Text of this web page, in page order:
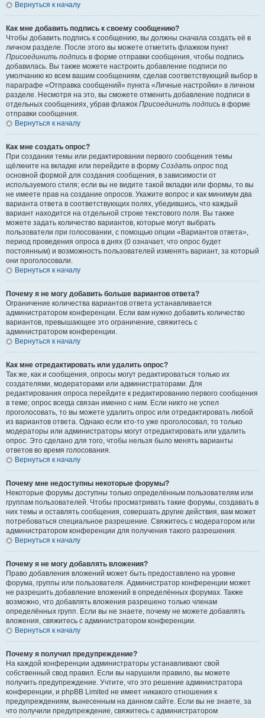
Вернуться к началу
Как мне добавить подпись к своему сообщению?
Чтобы добавить подпись к сообщению, вы должны сначала создать её в
личном разделе. После этого вы можете отметить флажком пункт
Присоединить подпись в форме отправки сообщения, чтобы подпись
добавилась. Вы также можете настроить добавление подписи по
умолчанию ко всем вашим сообщениям, сделав соответствующий выбор в
параграфе «Отправка сообщений» пункта «Личные настройки» в личном
разделе. Несмотря на это, вы сможете отменить добавление подписи в
отдельных сообщениях, убрав флажок Присоединить подпись в форме
отправки сообщения.
Вернуться к началу
Как мне создать опрос?
При создании темы или редактировании первого сообщения темы
щёлкните на вкладке или перейдите в форму Создать опрос под
основной формой для создания сообщения, в зависимости от
используемого стиля; если вы не видите такой вкладки или формы, то вы
не имеете прав на создание опросов. Укажите вопрос и как минимум два
варианта ответа в соответствующих полях, убедившись, что каждый
вариант находится на отдельной строке текстового поля. Вы также
можете задать количество вариантов, которые могут выбрать
пользователи при голосовании, с помощью опции «Вариантов ответа»,
период проведения опроса в днях (0 означает, что опрос будет
постоянным) и возможность пользователей изменять вариант, за который
они проголосовали.
Вернуться к началу
Почему я не могу добавить больше вариантов ответа?
Ограничение количества вариантов ответа устанавливается
администратором конференции. Если вам нужно добавить количество
вариантов, превышающее это ограничение, свяжитесь с
администратором конференции.
Вернуться к началу
Как мне отредактировать или удалить опрос?
Так же, как и сообщения, опросы могут редактироваться только их
создателями, модераторами или администраторами. Для
редактирования опроса перейдите к редактированию первого сообщения
в теме; опрос всегда связан именно с ним. Если никто не успел
проголосовать, то вы можете удалить опрос или отредактировать любой
из вариантов ответа. Однако если кто-то уже проголосовал, то только
модераторы или администраторы могут отредактировать или удалить
опрос. Это сделано для того, чтобы нельзя было менять варианты
ответов во время голосования.
Вернуться к началу
Почему мне недоступны некоторые форумы?
Некоторые форумы доступны только определённым пользователям или
группам пользователей. Чтобы просматривать такие форумы, создавать в
них темы и оставлять сообщения, совершать другие действия, вам может
потребоваться специальное разрешение. Свяжитесь с модератором или
администратором конференции для получения такого разрешения.
Вернуться к началу
Почему я не могу добавлять вложения?
Право добавления вложений может быть предоставлено на уровне
форума, группы или пользователя. Администратор конференции может
не разрешить добавление вложений в определённых форумах. Также
возможно, что добавлять вложения разрешено только членам
определённых групп. Если вы не знаете, почему не можете добавлять
вложения, свяжитесь с администратором конференции.
Вернуться к началу
Почему я получил предупреждение?
На каждой конференции администраторы устанавливают свой
собственный свод правил. Если вы нарушили правило, вы можете
получить предупреждение. Учтите, что это решение администратора
конференции, и phpBB Limited не имеет никакого отношения к
предупреждениям, вынесенным на данном сайте. Если вы не знаете, за
что получили предупреждение, свяжитесь с администратором